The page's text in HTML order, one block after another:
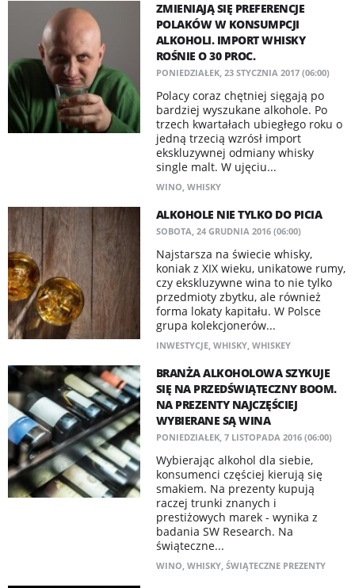
ZMIENIAJĄ SIĘ PREFERENCJE
POLAKÓW W KONSUMPCJI
ALKOHOLI. IMPORT WHISKY
ROŚNIE O 30 PROC.
PONIEDZIAŁEK, 23 STYCZNIA 2017 (06:00)
Polacy coraz chętniej sięgają po
bardziej wyszukane alkohole. Po
trzech kwartałach ubiegłego roku o
jedną trzecią wzrósł import
ekskluzywnej odmiany whisky
single malt. W ujęciu...
WINO, WHISKY
ALKOHOLE NIE TYLKO DO PICIA
SOBOTA, 24 GRUDNIA 2016 (06:00)
Najstarsza na świecie whisky,
koniak z XIX wieku, unikatowe rumy,
czy ekskluzywne wina to nie tylko
przedmioty zbytku, ale również
forma lokaty kapitału. W Polsce
grupa kolekcjonerów...
INWESTYCJE, WHISKY, WHISKEY
BRANŻA ALKOHOLOWA SZYKUJE
SIĘ NA PRZEDŚWIĄTECZNY BOOM.
NA PREZENTY NAJCZĘŚCIEJ
WYBIERANE SĄ WINA
PONIEDZIAŁEK, 7 LISTOPADA 2016 (06:00)
Wybierając alkohol dla siebie,
konsumenci częściej kierują się
smakiem. Na prezenty kupują
raczej trunki znanych i
prestiżowych marek - wynika z
badania SW Research. Na
świąteczne...
WINO, WHISKY, ŚWIĄTECZNE PREZENTY